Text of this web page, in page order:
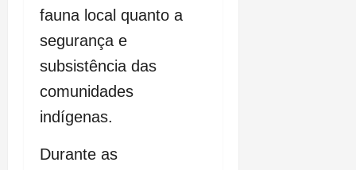
fauna local quanto a
segurança e
subsistência das
comunidades
indígenas.
Durante as